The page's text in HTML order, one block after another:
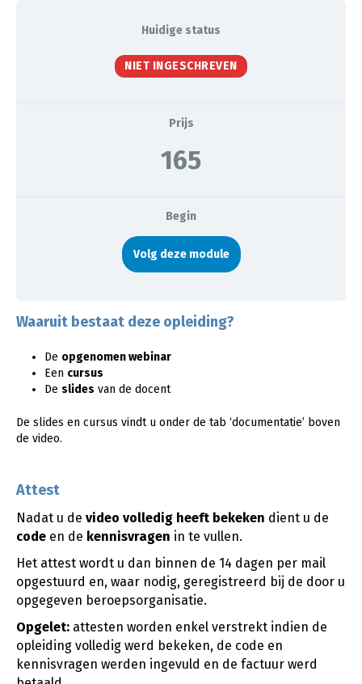
Huidige status
NIET INGESCHREVEN
Prijs
165
Begin
Volg deze module
Waaruit bestaat deze opleiding?
De opgenomen webinar
Een cursus
De slides van de docent
De slides en cursus vindt u onder de tab ‘documentatie’ boven
de video.
Attest
Nadat u de video volledig heeft bekeken dient u de
code en de kennisvragen in te vullen.
Het attest wordt u dan binnen de 14 dagen per mail
opgestuurd en, waar nodig, geregistreerd bij de door u
opgegeven beroepsorganisatie.
Opgelet: attesten worden enkel verstrekt indien de
opleiding volledig werd bekeken, de code en
kennisvragen werden ingevuld en de factuur werd